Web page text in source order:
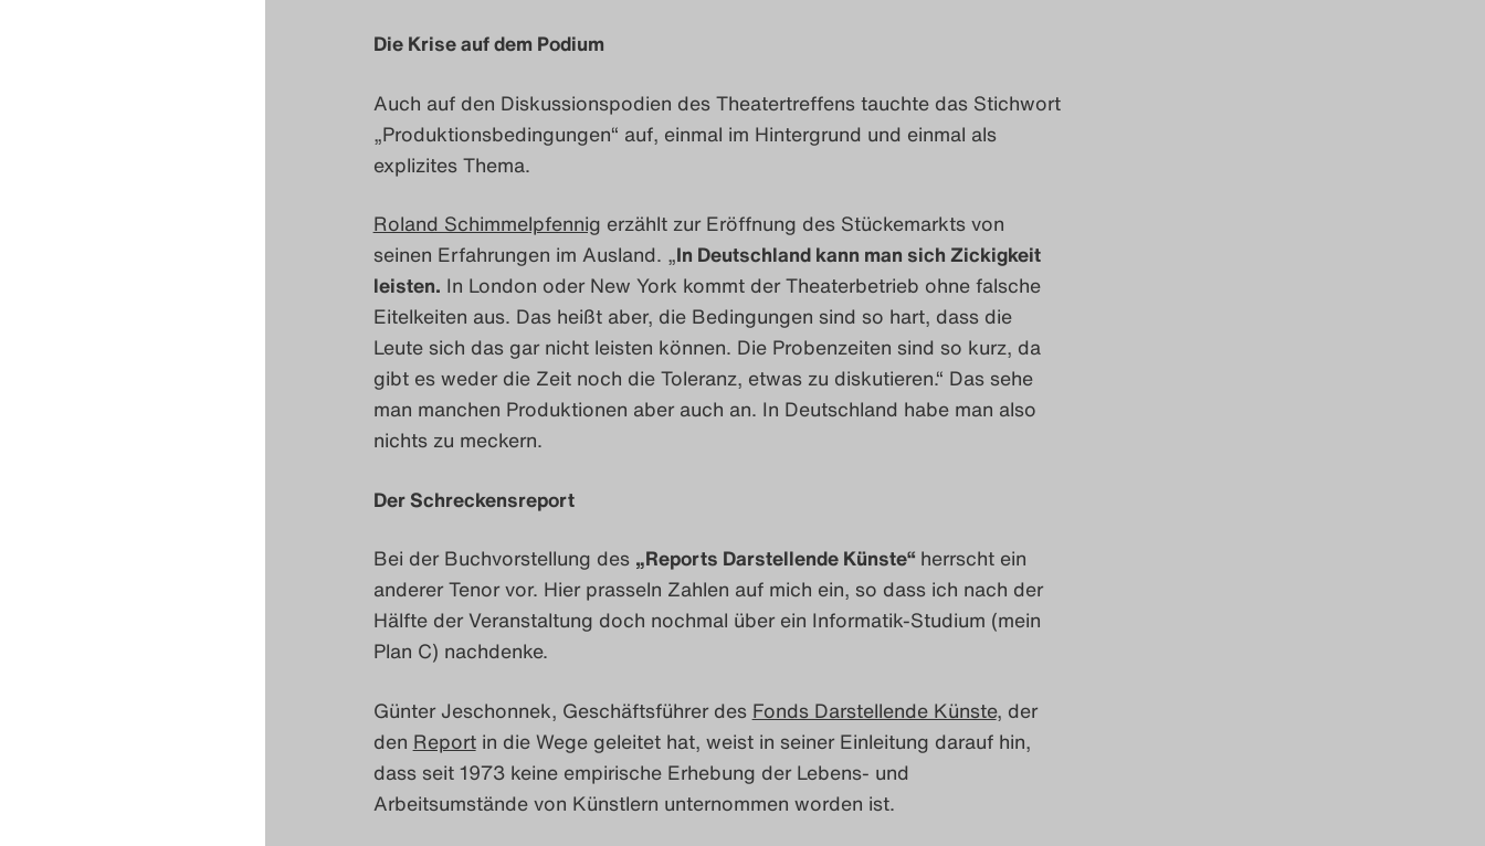
Die Krise auf dem Podium
Auch auf den Diskussionspodien des Theatertreffens tauchte das Stichwort
„Produktionsbedingungen“ auf, einmal im Hintergrund und einmal als
explizites Thema.
Roland Schimmelpfennig erzählt zur Eröffnung des Stückemarkts von
seinen Erfahrungen im Ausland. „In Deutschland kann man sich Zickigkeit
leisten. In London oder New York kommt der Theaterbetrieb ohne falsche
Eitelkeiten aus. Das heißt aber, die Bedingungen sind so hart, dass die
Leute sich das gar nicht leisten können. Die Probenzeiten sind so kurz, da
gibt es weder die Zeit noch die Toleranz, etwas zu diskutieren.“ Das sehe
man manchen Produktionen aber auch an. In Deutschland habe man also
nichts zu meckern.
Der Schreckensreport
Bei der Buchvorstellung des „Reports Darstellende Künste“ herrscht ein
anderer Tenor vor. Hier prasseln Zahlen auf mich ein, so dass ich nach der
Hälfte der Veranstaltung doch nochmal über ein Informatik-Studium (mein
Plan C) nachdenke.
Günter Jeschonnek, Geschäftsführer des Fonds Darstellende Künste, der
den Reportin die Wege geleitet hat, weist in seiner Einleitung darauf hin,
dass seit 1973 keine empirische Erhebung der Lebens- und
Arbeitsumstände von Künstlern unternommen worden ist.